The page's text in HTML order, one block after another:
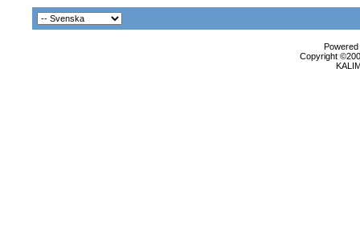
Copyright